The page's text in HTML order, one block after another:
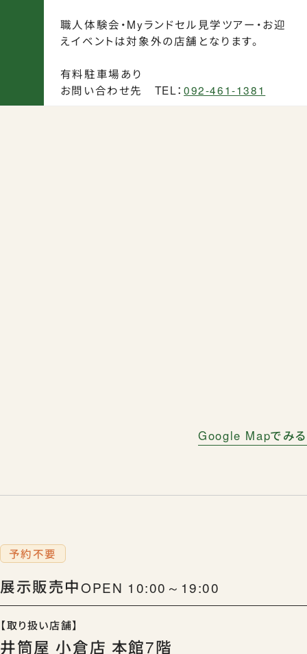
職人体験会・Myランドセル見学ツアー・お迎
えイベントは対象外の店舗となります。
有料駐車場あり
お問い合わせ先 TEL：092-461-1381
Google Mapでみる
予約不要
展示販売中OPEN 10:00～19:00
【取り扱い店舗】
井筒屋 小倉店 本館7階